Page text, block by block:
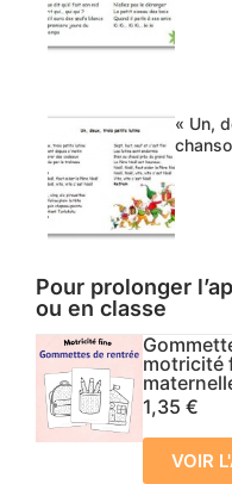
« Un,
Pour prolonger
ou en classe
motricité
1,35 €
VOIR